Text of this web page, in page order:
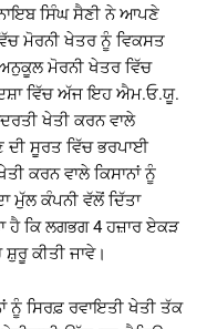
ਸਿੰਘ ਸੈਣੀ ਨੇ ਆਪਣੇ
ਮੋਰਨੀ ਖੇਤਰ ਨੂੰ ਵਿਕਸਤ
ਮੋਰਨੀ ਖੇਤਰ ਵਿੱਚ
ਵਿੱਚ ਅੱਜ ਇਹ ਐਮ.ਓ.ਯੂ.
ਖੇਤੀ ਕਰਨ ਵਾਲੇ
ਦੀ ਸੂਰਤ ਵਿੱਚ ਭਰਪਾਈ
ਕਰਨ ਵਾਲੇ ਕਿਸਾਨਾਂ ਨੂੰ
ਮੁੱਲ ਕੰਪਨੀ ਵੱਲੋਂ ਦਿੱਤਾ
ਹੈ ਕਿ ਲਗਭਗ 4 ਹਜ਼ਾਰ ਏਕੜ
ਕੀਤੀ ਜਾਵੇ।
ਨੂੰ ਸਿਰਫ਼ ਰਵਾਇਤੀ ਖੇਤੀ ਤੱਕ